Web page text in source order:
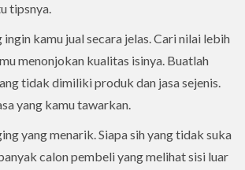
tipsnya.
kamu jual secara jelas. Cari nilai lebih
menonjokan kualitas isinya. Buatlah
tidak dimiliki produk dan jasa sejenis.
yang kamu tawarkan.
yang menarik. Siapa sih yang tidak suka
calon pembeli yang melihat sisi luar